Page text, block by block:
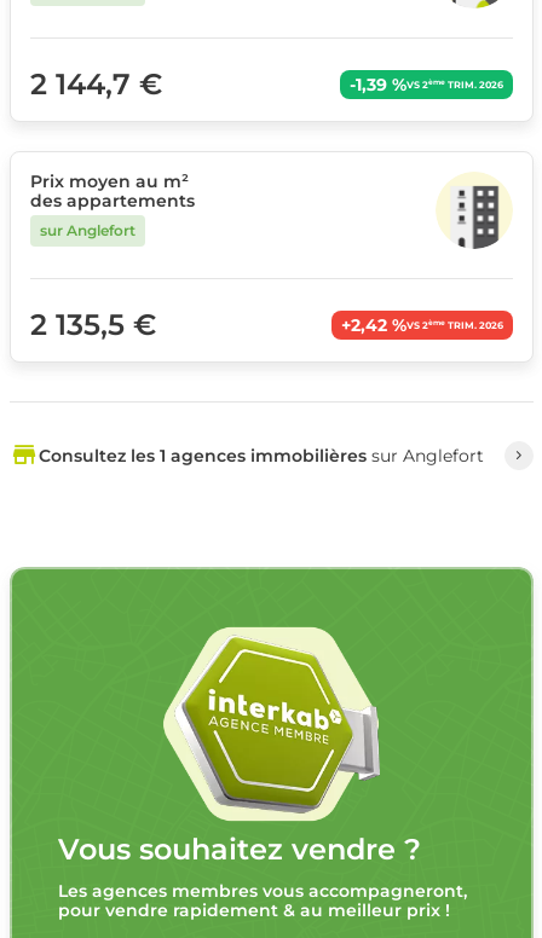
2 144,7 € -1,39 %VS 2èmeTRIM. 2026
Prix moyen au m²
des appartements
sur Anglefort
2 135,5 € +2,42 %VS 2èmeTRIM. 2026
Consultez les 1 agences immobilièressur Anglefort
Vous souhaitez vendre ?
Les agences membres vous accompagneront,
pour vendre rapidement & au meilleur prix !